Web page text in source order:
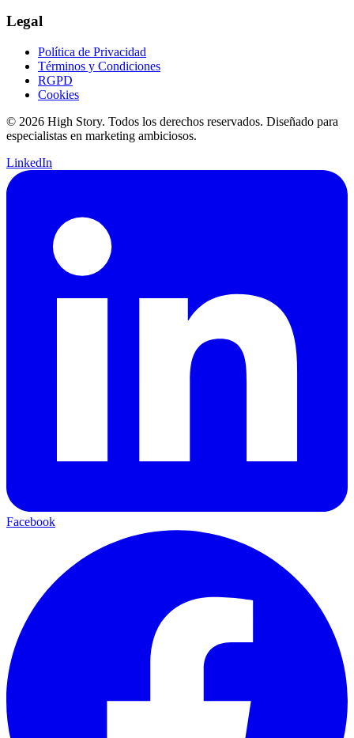
Legal
Política de Privacidad
Términos y Condiciones
RGPD
Cookies
© 2026 High Story. Todos los derechos reservados. Diseñado para
especialistas en marketing ambiciosos.
LinkedIn
Facebook